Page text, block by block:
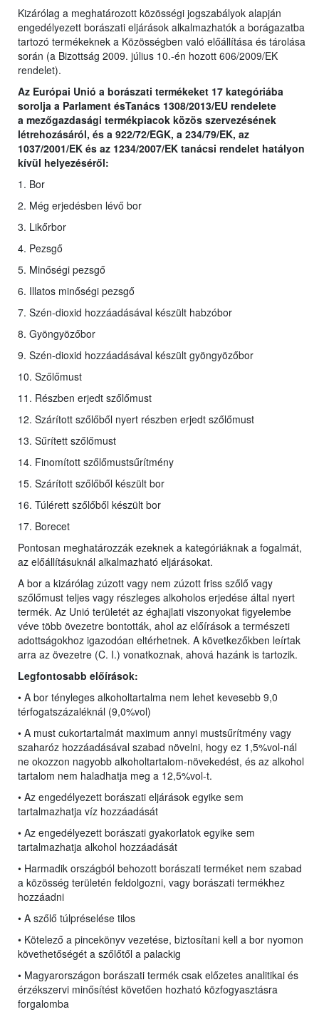
Kizárólag a meghatározott közösségi jogszabályok alapján
engedélyezett borászati eljárások alkalmazhatók a borágazatba
tartozó termékeknek a Közösségben való előállítása és tárolása
során (a Bizottság 2009. július 10.-én hozott 606/2009/EK
rendelet).
Az Európai Unió a borászati termékeket 17 kategóriába
sorolja a Parlament ésTanács 1308/2013/EU rendelete
a mezőgazdasági termékpiacok közös szervezésének
létrehozásáról, és a 922/72/EGK, a 234/79/EK, az
1037/2001/EK és az 1234/2007/EK tanácsi rendelet hatályon
kívül helyezéséről:
1. Bor
2. Még erjedésben lévő bor
3. Likőrbor
4. Pezsgő
5. Minőségi pezsgő
6. Illatos minőségi pezsgő
7. Szén-dioxid hozzáadásával készült habzóbor
8. Gyöngyözőbor
9. Szén-dioxid hozzáadásával készült gyöngyözőbor
10. Szőlőmust
11. Részben erjedt szőlőmust
12. Szárított szőlőből nyert részben erjedt szőlőmust
13. Sűrített szőlőmust
14. Finomított szőlőmustsűrítmény
15. Szárított szőlőből készült bor
16. Túlérett szőlőből készült bor
17. Borecet
Pontosan meghatározzák ezeknek a kategóriáknak a fogalmát,
az előállításuknál alkalmazható eljárásokat.
A bor a kizárólag zúzott vagy nem zúzott friss szőlő vagy
szőlőmust teljes vagy részleges alkoholos erjedése által nyert
termék. Az Unió területét az éghajlati viszonyokat figyelembe
véve több övezetre bontották, ahol az előírások a természeti
adottságokhoz igazodóan eltérhetnek. A következőkben leírtak
arra az övezetre (C. I.) vonatkoznak, ahová hazánk is tartozik.
Legfontosabb előírások:
• A bor tényleges alkoholtartalma nem lehet kevesebb 9,0
térfogatszázaléknál (9,0%vol)
• A must cukortartalmát maximum annyi mustsűrítmény vagy
szaharóz hozzáadásával szabad növelni, hogy ez 1,5%vol-nál
ne okozzon nagyobb alkoholtartalom-növekedést, és az alkohol
tartalom nem haladhatja meg a 12,5%vol-t.
• Az engedélyezett borászati eljárások egyike sem
tartalmazhatja víz hozzáadását
• Az engedélyezett borászati gyakorlatok egyike sem
tartalmazhatja alkohol hozzáadását
• Harmadik országból behozott borászati terméket nem szabad
a közösség területén feldolgozni, vagy borászati termékhez
hozzáadni
• A szőlő túlpréselése tilos
• Kötelező a pincekönyv vezetése, biztosítani kell a bor nyomon
követhetőségét a szőlőtől a palackig
• Magyarországon borászati termék csak előzetes analitikai és
érzékszervi minősítést követően hozható közfogyasztásra
forgalomba